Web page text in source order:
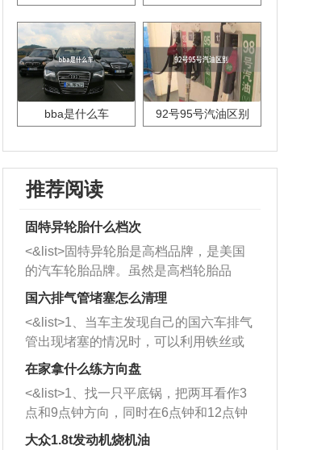
bba是什么车 92号95号汽油区别
推荐阅读
固特异轮胎什么档次
<&list>固特异轮胎是高档品牌，是美国
的汽车轮胎品牌。虽然是高档轮胎品
牌，但是中高低端的轮胎都有生产，这
也是为了更好的开拓市场。
国六排气管堵塞怎么清理
<&list>1、当车主发现自己的国六车排气
管出现堵塞的情况时，可以利用铁丝或
者是细棍，直接将杂物给取出来，如果
堵塞情况比较严重，也可以采取应急措
施。 <&list>2、直接利用木棍将所有的
杂物推到排气管里面的位置处，然后将
三元催化器拆解开，就可以将堵塞的东
在家拿什么练方向盘
<&list>1、找一只平底锅，把两耳看作3
点和9点钟方向，同时在6点钟和12点钟
方向做一个标记。 <&list>2、双手握住
大众1.8t发动机烧机油